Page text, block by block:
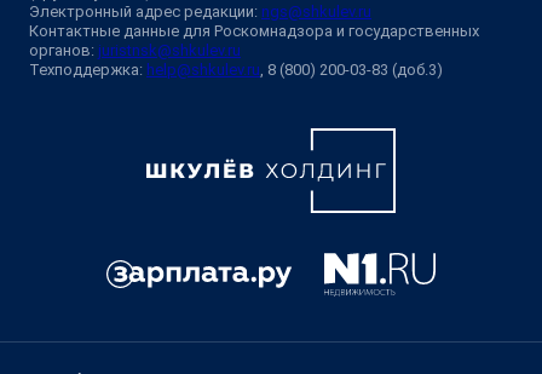
Электронный адрес редакции: ngs@shkulev.ru
Контактные данные для Роскомнадзора и государственных
органов: juristnsk@shkulev.ru
Техподдержка: help@shkulev.ru, 8 (800) 200-03-83 (доб.3)